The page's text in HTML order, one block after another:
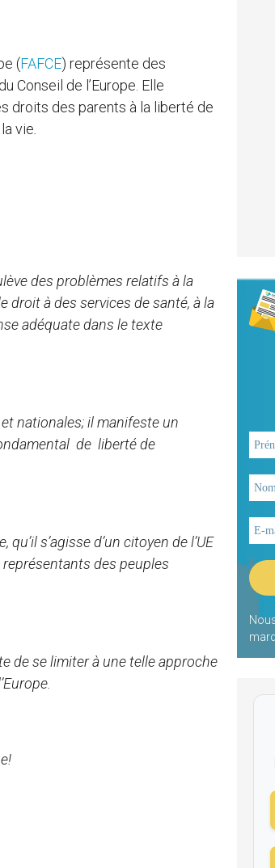
(FAFCE) représente des
Conseil de l’Europe. Elle
droits des parents à la liberté de
vie
des problèmes relatifs à la
droit à des services de santé, à la
adéquate dans le texte
nationales; il manifeste un
de liberté de
s’agisse d’un citoyen de l’UE
représentants des peuples
de se limiter à une telle approche